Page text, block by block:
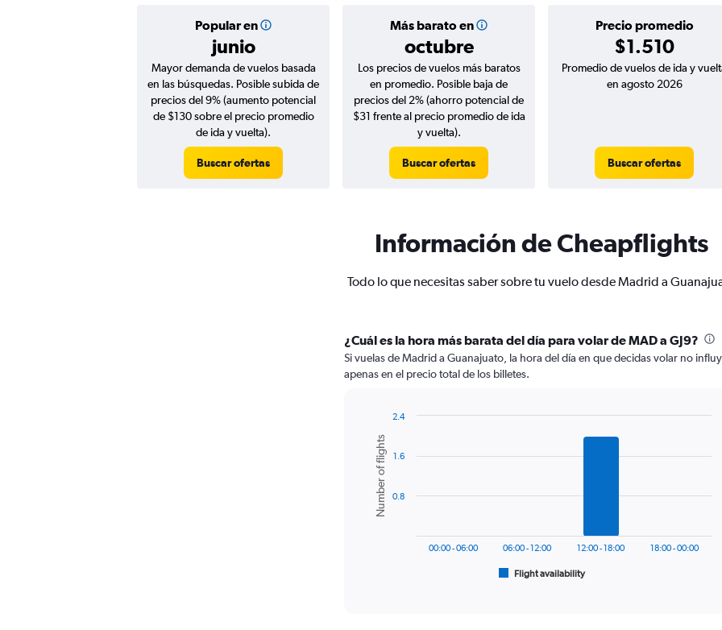
Popular en
junio
Más barato en
octubre
Precio promedio
$1.510
Mayor demanda de vuelos basada
en las búsquedas. Posible subida de
precios del 9% (aumento potencial
de $130 sobre el precio promedio
de ida y vuelta).
Buscar ofertas
Los precios de vuelos más baratos
en promedio. Posible baja de
precios del 2% (ahorro potencial de
$31 frente al precio promedio de ida
y vuelta).
Buscar ofertas
Promedio de vuelos de ida y
en agosto 2026
Buscar ofertas
Información de Cheapflights
Todo lo que necesitas saber sobre tu vuelo desde Madrid a
¿Cuál es la hora más barata del día para volar de MAD a GJ9?
Si vuelas de Madrid a Guanajuato, la hora del día en que decidas volar no
apenas en el precio total de los billetes.
chart
with
bars.
The
Chart
graphic.
Number of flights
Flight availability
00:00 - 06:00 06:00 - 12:00 12:00 - 18:00 18:00 - 00:00
0.8
1.6
2.4